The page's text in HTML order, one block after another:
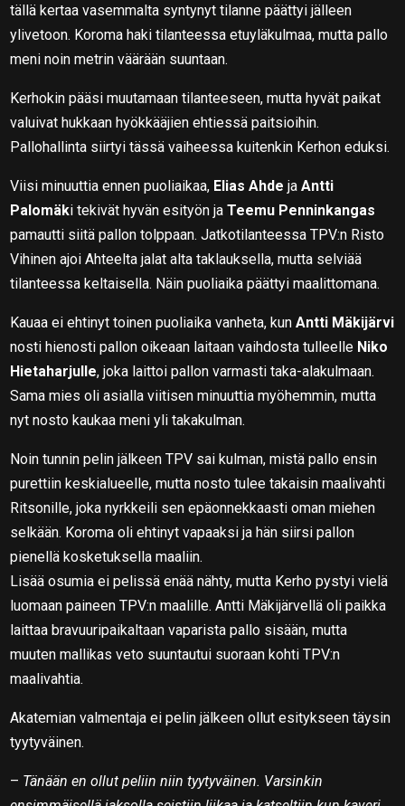
tällä kertaa vasemmalta syntynyt tilanne päättyi jälleen
ylivetoon. Koroma haki tilanteessa etuyläkulmaa, mutta pallo
meni noin metrin väärään suuntaan.
Kerhokin pääsi muutamaan tilanteeseen, mutta hyvät paikat
valuivat hukkaan hyökkääjien ehtiessä paitsioihin.
Pallohallinta siirtyi tässä vaiheessa kuitenkin Kerhon eduksi.
Viisi minuuttia ennen puoliaikaa, Elias Ahde jaAntti
Palomäki tekivät hyvän esityön jaTeemu Penninkangas
pamautti siitä pallon tolppaan. Jatkotilanteessa TPV:n Risto
Vihinen ajoi Ahteelta jalat alta taklauksella, mutta selviää
tilanteessa keltaisella. Näin puoliaika päättyi maalittomana.
Kauaa ei ehtinyt toinen puoliaika vanheta, kunAntti Mäkijärvi
nosti hienosti pallon oikeaan laitaan vaihdosta tulleelle Niko
Hietaharjulle, joka laittoi pallon varmasti taka-alakulmaan.
Sama mies oli asialla viitisen minuuttia myöhemmin, mutta
nyt nosto kaukaa meni yli takakulman.
Noin tunnin pelin jälkeen TPV sai kulman, mistä pallo ensin
purettiin keskialueelle, mutta nosto tulee takaisin maalivahti
Ritsonille, joka nyrkkeili sen epäonnekkaasti oman miehen
selkään. Koroma oli ehtinyt vapaaksi ja hän siirsi pallon
pienellä kosketuksella maaliin.
Lisää osumia ei pelissä enää nähty, mutta Kerho pystyi vielä
luomaan paineen TPV:n maalille. Antti Mäkijärvellä oli paikka
laittaa bravuuripaikaltaan vaparista pallo sisään, mutta
muuten mallikas veto suuntautui suoraan kohti TPV:n
maalivahtia.
Akatemian valmentaja ei pelin jälkeen ollut esitykseen täysin
tyytyväinen.
– Tänään en ollut peliin niin tyytyväinen. Varsinkin